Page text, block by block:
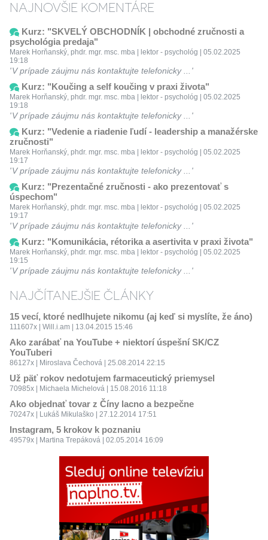
NAJNOVŠIE KOMENTÁRE
Kurz: "SKVELÝ OBCHODNÍK | obchodné zručnosti a
psychológia predaja"
Marek Horňanský, phdr. mgr. msc. mba | lektor - psychológ | 05.02.2025
19:18
V prípade záujmu nás kontaktujte telefonicky ...
Kurz: "Koučing a self koučing v praxi života"
Marek Horňanský, phdr. mgr. msc. mba | lektor - psychológ | 05.02.2025
19:18
V prípade záujmu nás kontaktujte telefonicky ...
Kurz: "Vedenie a riadenie ľudí - leadership a manažérske
zručnosti"
Marek Horňanský, phdr. mgr. msc. mba | lektor - psychológ | 05.02.2025
19:17
V prípade záujmu nás kontaktujte telefonicky ...
Kurz: "Prezentačné zručnosti - ako prezentovať s
úspechom"
Marek Horňanský, phdr. mgr. msc. mba | lektor - psychológ | 05.02.2025
19:17
V prípade záujmu nás kontaktujte telefonicky ...
Kurz: "Komunikácia, rétorika a asertivita v praxi života"
Marek Horňanský, phdr. mgr. msc. mba | lektor - psychológ | 05.02.2025
19:15
V prípade záujmu nás kontaktujte telefonicky ...
NAJČÍTANEJŠIE ČLÁNKY
15 vecí, ktoré nedlhujete nikomu (aj keď si myslíte, že áno)
111607x | Will.i.am | 13.04.2015 15:46
Ako zarábať na YouTube + niektorí úspešní SK/CZ
YouTuberi
86127x | Miroslava Čechová | 25.08.2014 22:15
Už päť rokov nedotujem farmaceutický priemysel
70985x | Michaela Michelová | 15.08.2016 11:18
Ako objednať tovar z Číny lacno a bezpečne
70247x | Lukáš Mikulaško | 27.12.2014 17:51
Instagram, 5 krokov k poznaniu
49579x | Martina Trepáková | 02.05.2014 16:09